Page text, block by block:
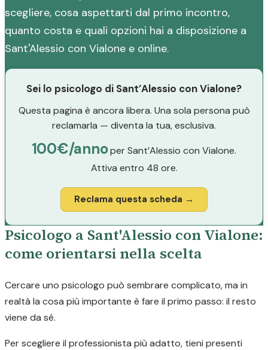
scegliere, cosa aspettarti dal primo incontro,
quanto costa e quali opzioni hai a disposizione a
Sant'Alessio con Vialone e online.
Sei lo psicologo di Sant’Alessio con Vialone?
Questa pagina è ancora libera. Una sola persona può
reclamarla — diventa la tua, esclusiva.
100€/annoper Sant’Alessio con Vialone.
Attiva entro 48 ore.
Reclama questa scheda →
Psicologo a Sant'Alessio con Vialone:
come orientarsi nella scelta
Cercare uno psicologo può sembrare complicato, ma in
realtà la cosa più importante è fare il primo passo: il resto
viene da sé.
Per scegliere il professionista più adatto, tieni presenti